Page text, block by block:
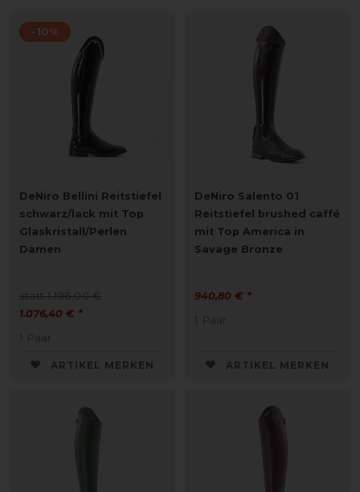
-10%
DeNiro Bellini Reitstiefel
schwarz/lack mit Top
Glaskristall/Perlen
Damen
statt 1.196,00 €
1.076,40 € *
1 Paar
ARTIKEL MERKEN
DeNiro Salento 01
Reitstiefel brushed caffé
mit Top America in
Savage Bronze
940,80 € *
1 Paar
ARTIKEL MERKEN